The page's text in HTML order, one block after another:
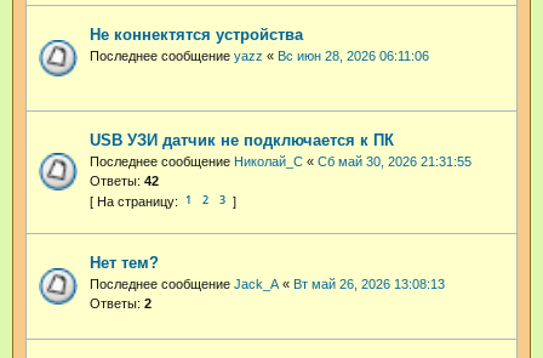
Не коннектятся устройства
Последнее сообщение yazz « Вс июн 28, 2026 06:11:06
USB УЗИ датчик не подключается к ПК
Последнее сообщение Николай_С « Сб май 30, 2026 21:31:55
Ответы: 42
1 2 3
Нет тем?
Последнее сообщение Jack_A « Вт май 26, 2026 13:08:13
Ответы: 2